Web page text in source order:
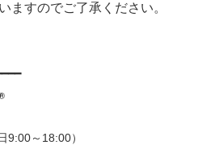
すのでご了承ください。
～18:00）